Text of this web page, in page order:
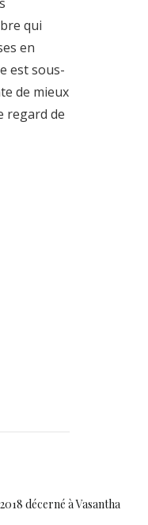
qui
en
est sous-
de mieux
regard de
décerné à Vasantha